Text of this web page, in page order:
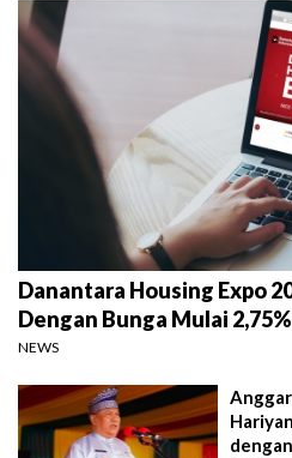
Danantara Housing Expo
Dengan Bunga Mulai 2,75%
NEWS